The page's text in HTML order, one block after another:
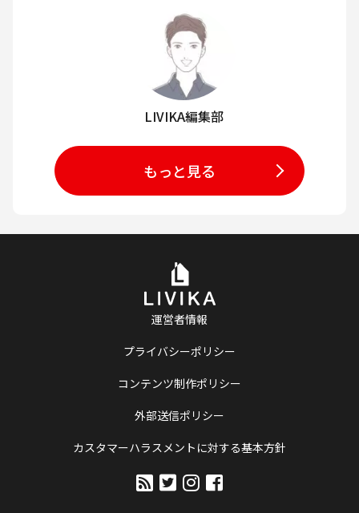
LIVIKA編集部
もっと見る
運営者情報
プライバシーポリシー
コンテンツ制作ポリシー
外部送信ポリシー
カスタマーハラスメントに対する基本方針